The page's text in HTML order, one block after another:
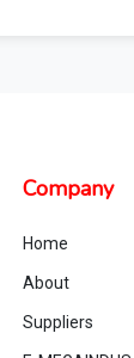
Company
Home
About
Suppliers